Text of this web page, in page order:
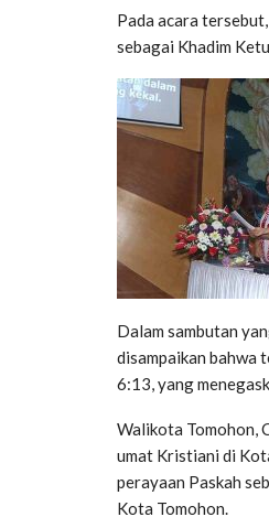
Pada acara
sebagai Khadim
Dalam sambutan
disampaikan bahwa
6:13, yang
Walikota Tomohon,
umat Kristiani di
perayaan Paskah
Kota Tomohon.